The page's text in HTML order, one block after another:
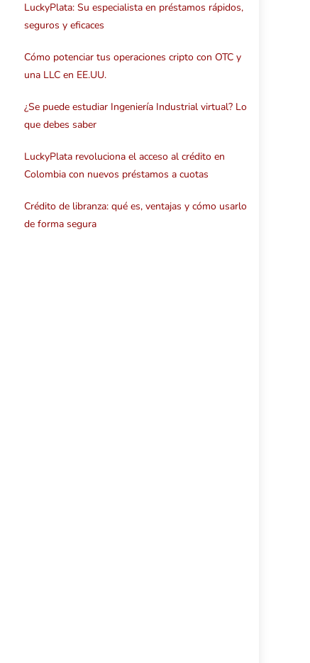
LuckyPlata: Su especialista en préstamos rápidos,
seguros y eficaces
Cómo potenciar tus operaciones cripto con OTC y
una LLC en EE.UU.
¿Se puede estudiar Ingeniería Industrial virtual? Lo
que debes saber
LuckyPlata revoluciona el acceso al crédito en
Colombia con nuevos préstamos a cuotas
Crédito de libranza: qué es, ventajas y cómo usarlo
de forma segura